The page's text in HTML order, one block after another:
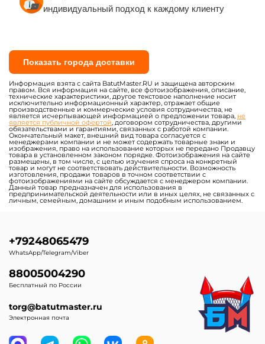
индивидуальный подход к каждому клиенту
Показать города доставки
Информация взята с сайта BatutMaster.RU и защищена авторским
правом. Вся информация на сайте, все фотоизображения, описание,
технические характеристики, другое текстовое наполнение носит
исключительно информационный характер, отражает общие
производственные и коммерческие условия сотрудничества, не
является исчерпывающей информацией о предложении товара, не
является публичной офертой, договором сотрудничества, другими
обязательствами и гарантиями, связанных с работой компании.
Окончательный макет, внешний вид товара согласуется с
менеджерами компании и не может содержать товарные знаки и
изображения, право на использование которых не передано Продавцу
товара в установленном законом порядке. Фотоизображения на сайте
размещены, в том числе, с целью изучения спроса на конкретный
товар и могут не соответствовать действительности. Возможность
изготовления, продажи товаров в точном соответствии с
фотоизображениями на сайте обсуждается с менеджером компании.
Данный товар предназначен для использования в
предпринимательской деятельности или в иных целях, не связанных с
личным, семейным, домашним и иным подобным использованием.
+79248065479
WhatsApp/Telegram/Viber
88005004290
Бесплатный по России
torg@batutmaster.ru
Электронная почта